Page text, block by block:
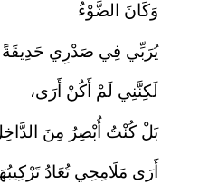
وَكَانَ الضَّوْءُ
يُرَبِّي فِي صَدْرِي حَدِيقَةً
لَكِنَّنِي لَمْ أَكُنْ أَرَى،
بَلْ كُنْتُ أُبْصِرُ مِنَ
أَرَى مَلَامِحِي تُعَادُ